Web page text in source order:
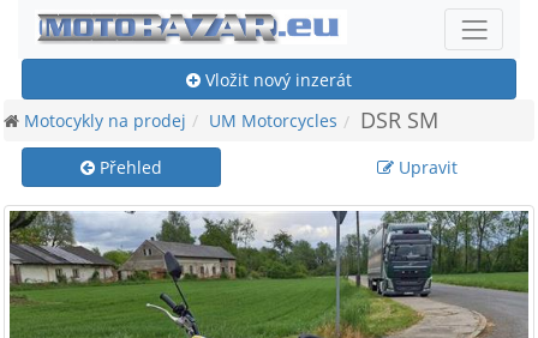
Vložit nový inzerát
Motocykly na prodej
UM Motorcycles DSR SM
Přehled Upravit